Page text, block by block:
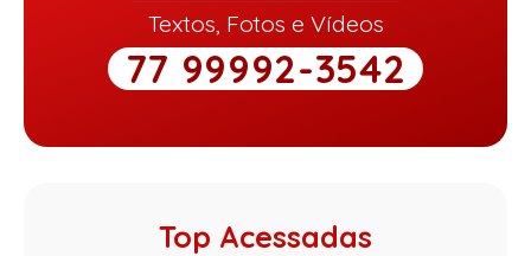
Textos, Fotos e Vídeos
77 99992-3542
Top Acessadas